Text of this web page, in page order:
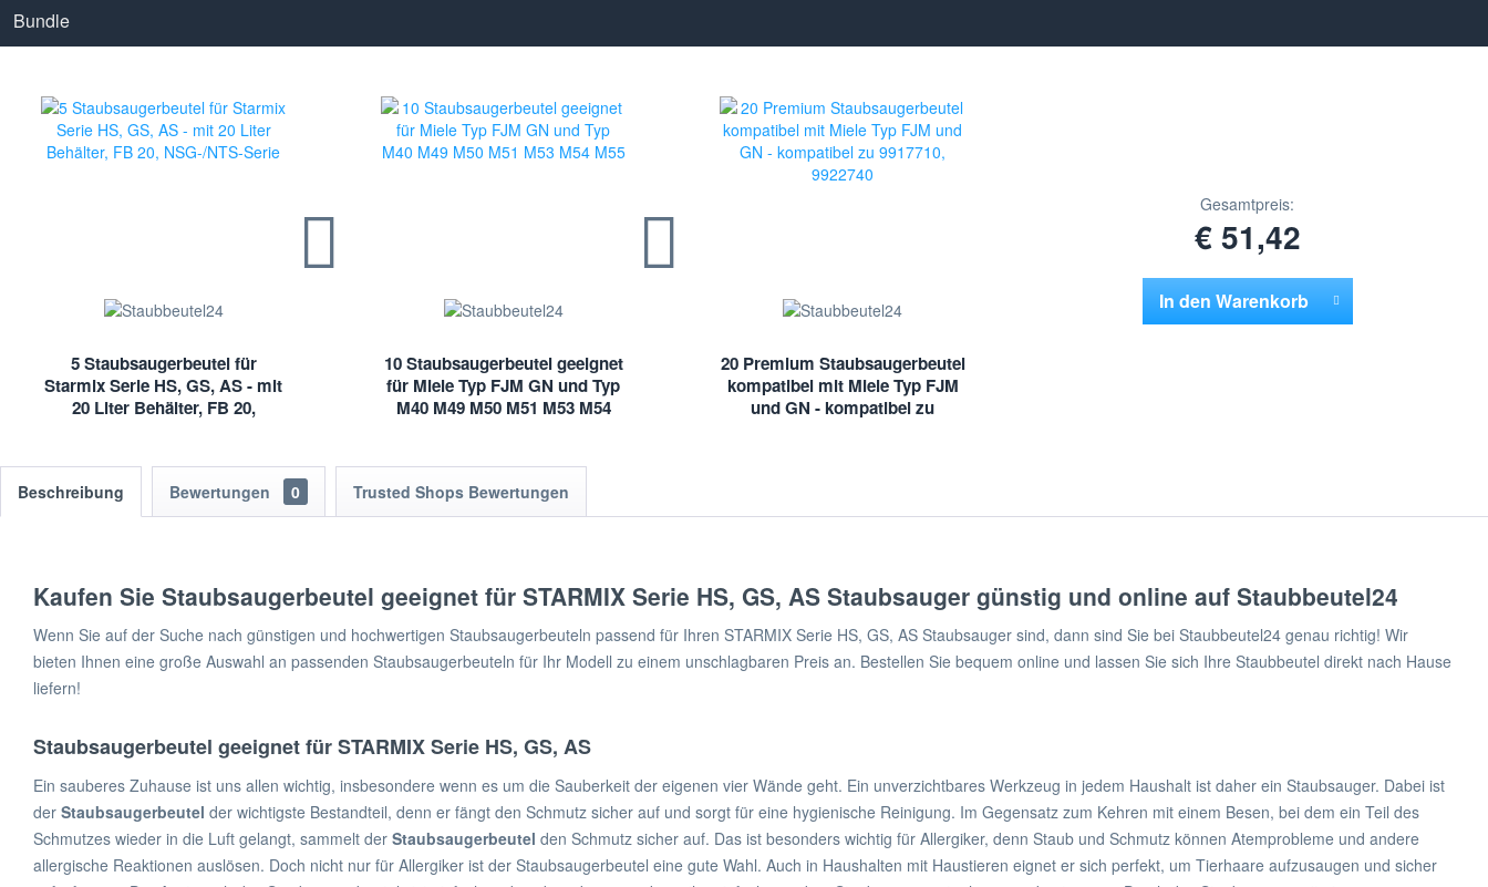
Bundle
5 Staubsaugerbeutel für
Starmix Serie HS, GS, AS - mit
20 Liter Behälter, FB 20,
10 Staubsaugerbeutel geeignet
für Miele Typ FJM GN und Typ
M40 M49 M50 M51 M53 M54
20 Premium Staubsaugerbeutel
kompatibel mit Miele Typ FJM
und GN - kompatibel zu
Gesamtpreis:
€ 51,42
In den Warenkorb
Beschreibung Bewertungen 0 Trusted Shops Bewertungen
Kaufen Sie Staubsaugerbeutel geeignet für STARMIX Serie HS, GS, AS Staubsauger günstig und online auf Staubbeutel24
Wenn Sie auf der Suche nach günstigen und hochwertigen Staubsaugerbeuteln passend für Ihren STARMIX Serie HS, GS, AS Staubsauger sind, dann sind Sie bei Staubbeutel24 genau richtig! Wir
bieten Ihnen eine große Auswahl an passenden Staubsaugerbeuteln für Ihr Modell zu einem unschlagbaren Preis an. Bestellen Sie bequem online und lassen Sie sich Ihre Staubbeutel direkt nach Hause
liefern!
Staubsaugerbeutel geeignet für STARMIX Serie HS, GS, AS
Ein sauberes Zuhause ist uns allen wichtig, insbesondere wenn es um die Sauberkeit der eigenen vier Wände geht. Ein unverzichtbares Werkzeug in jedem Haushalt ist daher ein Staubsauger. Dabei ist
der Staubsaugerbeutel der wichtigste Bestandteil, denn er fängt den Schmutz sicher auf und sorgt für eine hygienische Reinigung. Im Gegensatz zum Kehren mit einem Besen, bei dem ein Teil des
Schmutzes wieder in die Luft gelangt, sammelt der Staubsaugerbeutel den Schmutz sicher auf. Das ist besonders wichtig für Allergiker, denn Staub und Schmutz können Atemprobleme und andere
allergische Reaktionen auslösen. Doch nicht nur für Allergiker ist der Staubsaugerbeutel eine gute Wahl. Auch in Haushalten mit Haustieren eignet er sich perfekt, um Tierhaare aufzusaugen und sicher